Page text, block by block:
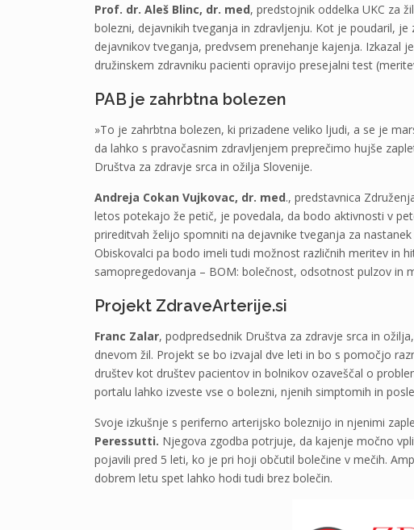
Prof. dr. Aleš Blinc, dr. med, predstojnik oddelka UKC za
bolezni, dejavnikih tveganja in zdravljenju. Kot je poudaril,
dejavnikov tveganja, predvsem prenehanje kajenja. Izkazal
družinskem zdravniku pacienti opravijo presejalni test
PAB je zahrbtna bolezen
»To je zahrbtna bolezen, ki prizadene veliko ljudi, a se je
da lahko s pravočasnim zdravljenjem preprečimo hujše
Društva za zdravje srca in ožilja Slovenije.
Andreja Cokan Vujkovac, dr. med., predstavnica
letos potekajo že petič, je povedala, da bodo aktivnosti v
prireditvah želijo spomniti na dejavnike tveganja za
Obiskovalci pa bodo imeli tudi možnost različnih meritev in
samopregedovanja – BOM: bolečnost, odsotnost pulzov in
Projekt ZdraveArterije.si
Franc Zalar, podpredsednik Društva za zdravje srca in
dnevom žil. Projekt se bo izvajal dve leti in bo s pomočjo
društev kot društev pacientov in bolnikov ozaveščal o
portalu lahko izveste vse o bolezni, njenih simptomih in
Svoje izkušnje s periferno arterijsko boleznijo in njenimi
Peressutti. Njegova zgodba potrjuje, da kajenje močno
pojavili pred 5 leti, ko je pri hoji občutil bolečine v mečih.
dobrem letu spet lahko hodi tudi brez bolečin.